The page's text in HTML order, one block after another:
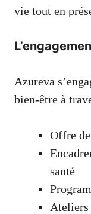
vie tout en
Azureva
bien-être à
Offre
santé
Ateliers